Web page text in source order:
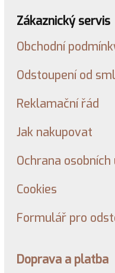
Zákaznický servis
Obchodní
Odstoupení od
Reklamační řád
Jak nakupovat
Ochrana osobních
Cookies
Formulář pro
Doprava a platba